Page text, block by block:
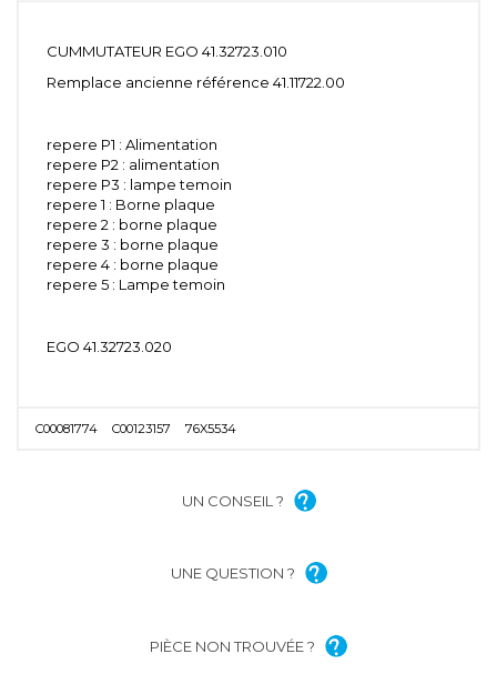
CUMMUTATEUR EGO 41.32723.010
Remplace ancienne référence 41.11722.00
repere P1 : Alimentation
repere P2 : alimentation
repere P3 : lampe temoin
repere 1 : Borne plaque
repere 2 : borne plaque
repere 3 : borne plaque
repere 4 : borne plaque
repere 5 : Lampe temoin
EGO 41.32723.020
C00081774 C00123157 76X5534
UN CONSEIL ?
UNE QUESTION ?
PIÈCE NON TROUVÉE ?